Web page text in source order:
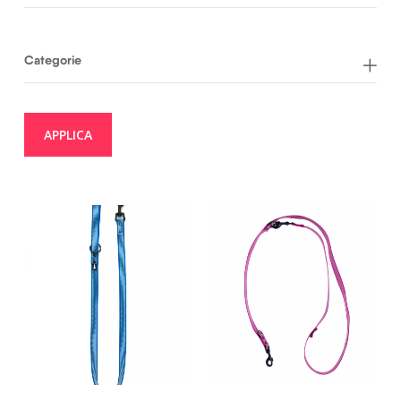
Categorie
APPLICA
19,00€
29,50 €